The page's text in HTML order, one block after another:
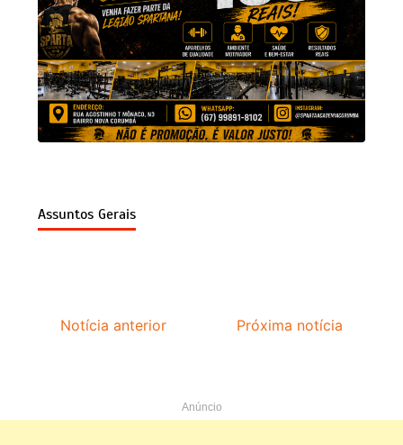
Assuntos Gerais
Notícia anterior Próxima notícia
Anúncio